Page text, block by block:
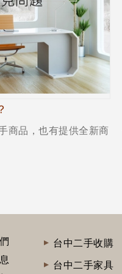
商品，也有提供全新商
台中二手收購
台中二手家具